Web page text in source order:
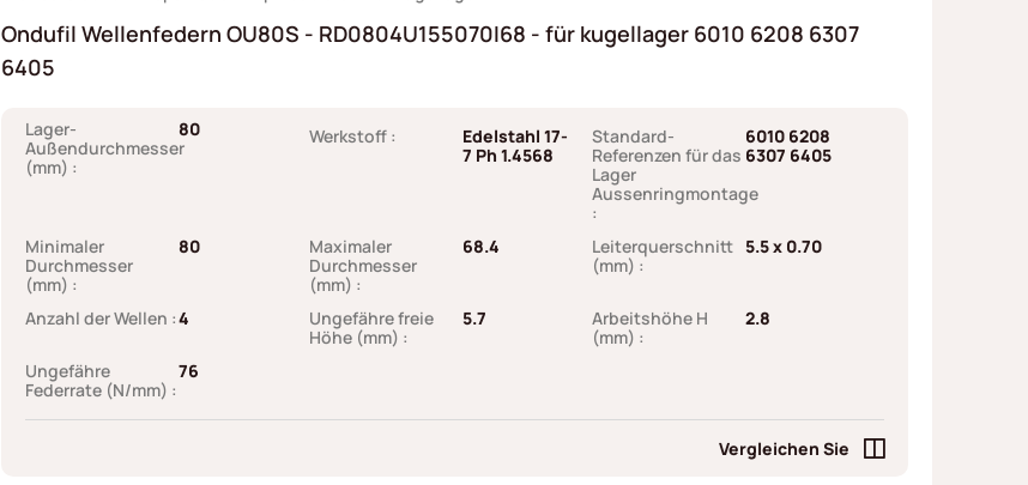
Ondufil Wellenfedern OU80S - RD0804U155070I68 - für kugellager 6010 6208 6307
6405
Lager-
Außendurchmesser
(mm) :
80 Werkstoff :
Edelstahl 17-
7 Ph 1.4568
Standard-
Referenzen für das
Lager
Aussenringmontage
:
6010 6208
6307 6405
Minimaler
Durchmesser
(mm) :
80
Maximaler
Durchmesser
(mm) :
68.4
Leiterquerschnitt
(mm) :
5.5 x 0.70
Anzahl der Wellen :4
Ungefähre freie
Höhe (mm) :
5.7
Arbeitshöhe H
(mm) :
2.8
Ungefähre
Federrate (N/mm) :
76
Vergleichen Sie